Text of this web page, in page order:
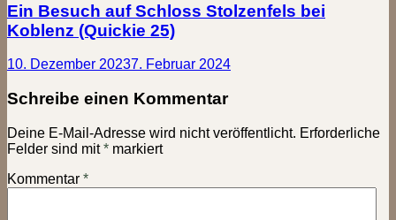
Ein Besuch auf Schloss Stolzenfels bei
Koblenz (Quickie 25)
10. Dezember 20237. Februar 2024
Schreibe einen Kommentar
Deine E-Mail-Adresse wird nicht veröffentlicht. Erforderliche
Felder sind mit* markiert
Kommentar *